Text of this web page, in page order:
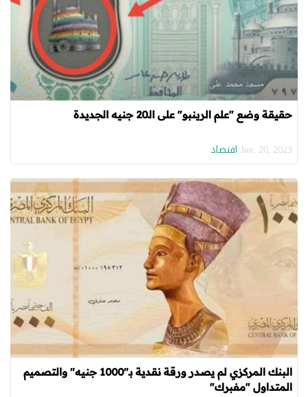
حقيقة وضع "علم الرينبو" على الـ20 جنيه الجديدة
Jun. 20, 2023 اقتصاد
البنك المركزي لم يصدر ورقة نقدية بـ"1000 جنيه" والتصميم
المتداول "مفبرك"